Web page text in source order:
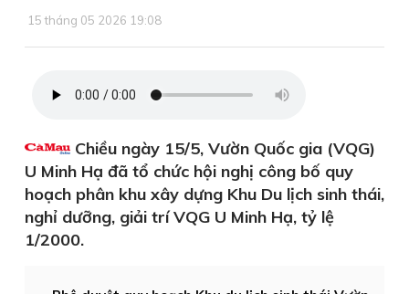
15 tháng 05 2026 19:08
Chiều ngày 15/5, Vườn Quốc gia (VQG)
U Minh Hạ đã tổ chức hội nghị công bố quy
hoạch phân khu xây dựng Khu Du lịch sinh thái,
nghỉ dưỡng, giải trí VQG U Minh Hạ, tỷ lệ
1/2000.